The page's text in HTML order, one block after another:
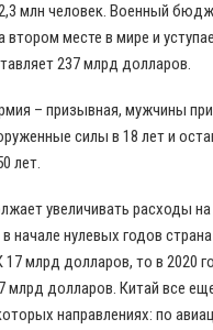
млн человек. Военный
втором месте в мире и
237 млрд долларов.
– призывная, мужчины
силы в 18 лет и
лет.
увеличивать расходы
начале нулевых годов
млрд долларов, то в 2020
млрд долларов. Китай все
направлениях: по